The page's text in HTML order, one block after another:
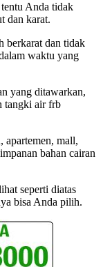
Anda tidak
dan karat.
berkarat dan tidak
waktu yang
yang ditawarkan,
tangki air frb
apartemen, mall,
bahan cairan
seperti diatas
bisa Anda pilih.